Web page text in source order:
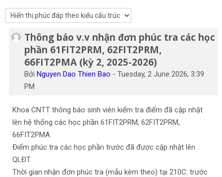
Thông báo v.v nhận đơn phúc tra các học
phần 61FIT2PRM, 62FIT2PRM,
66FIT2PMA (kỳ 2, 2025-2026)
Bởi Nguyen Dao Thien Bao - Tuesday, 2 June 2026, 3:39
PM
Số lượng các câu trả lời: 0
Khoa CNTT thông báo sinh viên kiểm tra điểm đã cập nhật
lên hệ thống các học phần 61FIT2PRM, 62FIT2PRM,
66FIT2PMA
Điểm phúc tra các học phần trước đã được cập nhật lên
QLĐT.
Thời gian nhận đơn phúc tra (mẫu kèm theo) tại 210C: trước